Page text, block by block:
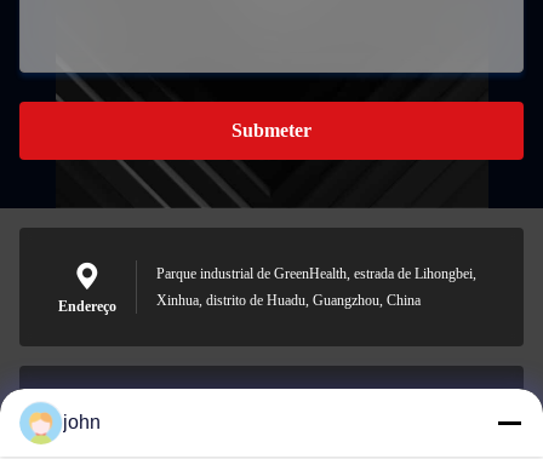
Submeter
Endereço
Parque industrial de GreenHealth, estrada de Lihongbei,
Xinhua, distrito de Huadu, Guangzhou, China
john